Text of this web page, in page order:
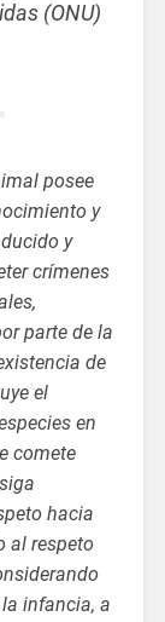
(ONU)
posee
y
y
crímenes
parte de la
de
el
en
comete
hacia
al respeto
infancia, a